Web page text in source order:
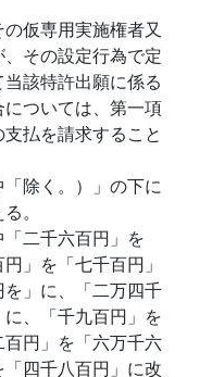
仮専用実施権者又
その設定行為で定
該特許出願に係る
ついては、第一項
払を請求すること
除く。）」の下に
。
二千六百円」を
」を「七千百円」
」に、「二万四千
、「千九百円」を
百円」を「六万千六
四千八百円」に改